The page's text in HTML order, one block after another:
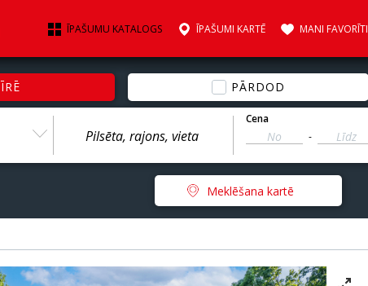
ĪPAŠUMU KATALOGS ĪPAŠUMI KARTĒ MANI FAVORĪTI
PĀRDOD
Cena
-
Meklēšana kartē